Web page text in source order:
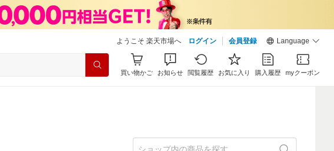
ようこそ 楽天市場へ ログイン 会員登録 Language
買い物かご お知らせ 閲覧履歴 お気に入り 購入履歴 myクーポン